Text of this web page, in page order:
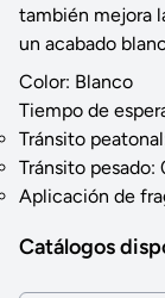
también mejora
un acabado
Color: Blanco
Tiempo de
Tránsito
Tránsito pesado:
Aplicación de
Catálogos